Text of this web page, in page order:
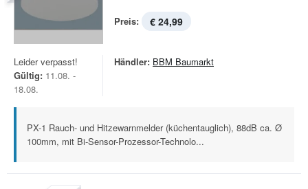
Preis: € 24,99
Leider verpasst!
Gültig: 11.08. -
18.08.
Händler: BBM Baumarkt
PX-1 Rauch- und Hitzewarnmelder (küchentauglich), 88dB ca. Ø
100mm, mit Bi-Sensor-Prozessor-Technolo...